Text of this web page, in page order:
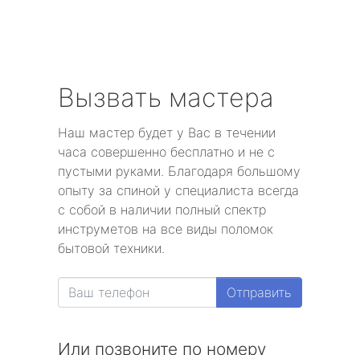
Вызвать мастера
Наш мастер будет у Вас в течении
часа совершенно бесплатно и не с
пустыми руками. Благодаря большому
опыту за спиной у специалиста всегда
с собой в наличии полный спектр
инструметов на все виды поломок
бытовой техники.
Отправить
Или позвоните по номеру